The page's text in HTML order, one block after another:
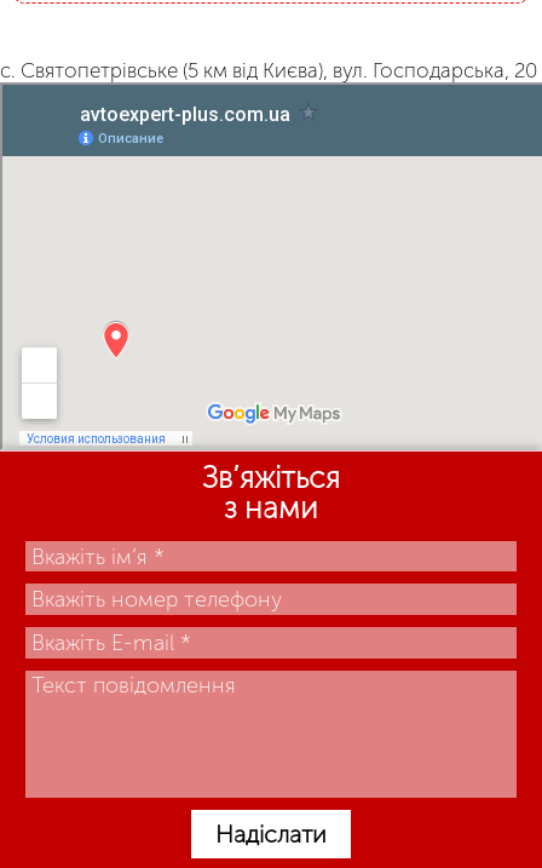
с. Святопетрівське (5 км від Києва), вул. Господарська, 20
Зв’яжіться
з нами
Надіслати